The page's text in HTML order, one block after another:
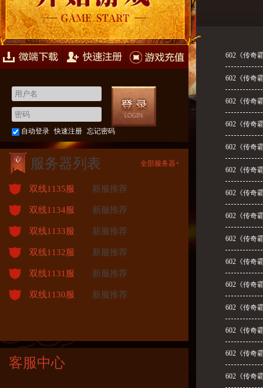
快速注册 游戏充值
自动登录 快速注册 忘记密码
服务器列表 全部服务器+
双线1135服 新服推荐
双线1134服 新服推荐
双线1133服 新服推荐
双线1132服 新服推荐
双线1131服 新服推荐
双线1130服 新服推荐
客服中心
602《传奇
602《传奇
602《传奇
602《传奇
602《传奇
602《传奇
602《传奇
602《传奇
602《传奇
602《传奇
602《传奇
602《传奇
602《传奇
602《传奇
602《传奇